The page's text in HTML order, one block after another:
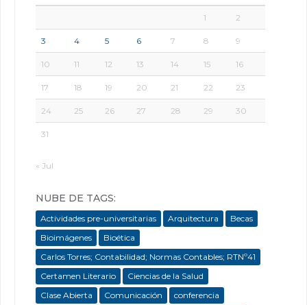
1 2
3 4 5 6 7 8 9
10 11 12 13 14 15 16
17 18 19 20 21 22 23
24 25 26 27 28 29 30
31
« Jul
NUBE DE TAGS:
Actividades pre-universitarias Arquitectura
Becas
Bioimágenes
Bioética
Carlos Torres; Contabilidad; Normas Contables; RTNº41
Certamen Literario
Ciencias de la Salud
Clase Abierta
Comunicación
conferencia